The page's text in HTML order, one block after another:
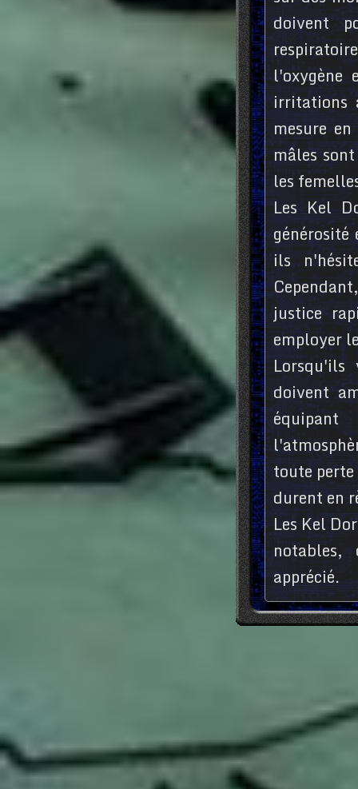
doivent
l'oxygène
irritations
mesure
mâles
les
Les Kel
ils
justice
employer
Lorsqu'ils
doivent
toute perte
durent en
Les Kel
apprécié.